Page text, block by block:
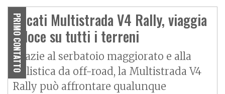
PRIMO CONTATTO
Ducati Multistrada V4 Rally, viaggia
veloce su tutti i terreni
Grazie al serbatoio maggiorato e alla
ciclistica da off-road, la Multistrada V4
Rally può affrontare qualunque